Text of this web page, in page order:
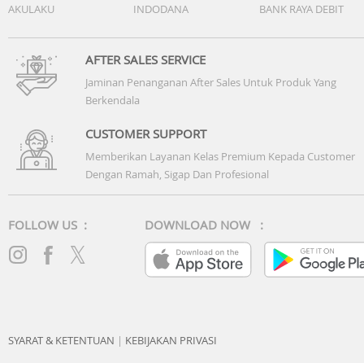
Yes
Dolby Digital Plus
MS12 2ch
Active Voice Amplifier
Adaptive Sound
Adaptive Sound+
Object Tracking Sound
Q-Symphony
Yes
40W
Multiroom Link
AKULAKU
INDODANA BANK RAYA DEBIT
AFTER SALES SERVICE
Jaminan Penanganan After Sales Untuk Produk Yang
Berkendala
CUSTOMER SUPPORT
Memberikan Layanan Kelas Premium Kepada Customer
Dengan Ramah, Sigap Dan Profesional
FOLLOW US : DOWNLOAD NOW :
SYARAT & KETENTUAN | KEBIJAKAN PRIVASI